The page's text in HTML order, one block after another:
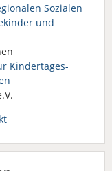
Sozialen
und
Kindertages­